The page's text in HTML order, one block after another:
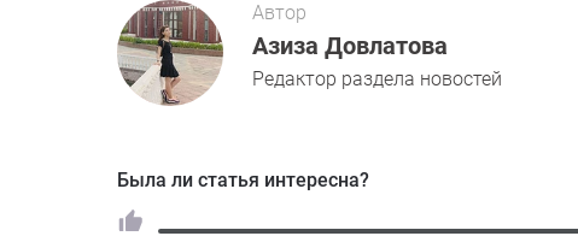
Автор
Азиза Довлатова
Редактор раздела новостей
Была ли статья интересна?